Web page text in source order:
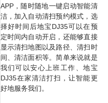
APP，随时随地一键启动智能清
洁，加入自动清扫预约模式，选
择好时间后地宝DJ35可以在预
定时间内自动开启，还能够直接
显示清扫地图以及路径、清扫时
间、清洁面积等。简单来说就是
我们可以安心上班工作、地宝
DJ35在家清洁打扫，让智能更
好地服务我们。